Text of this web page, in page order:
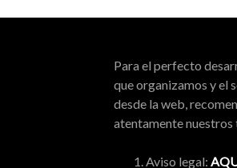
Para el perfecto
que organizamos y el
desde la web,
atentamente nuestros
Aviso legal: